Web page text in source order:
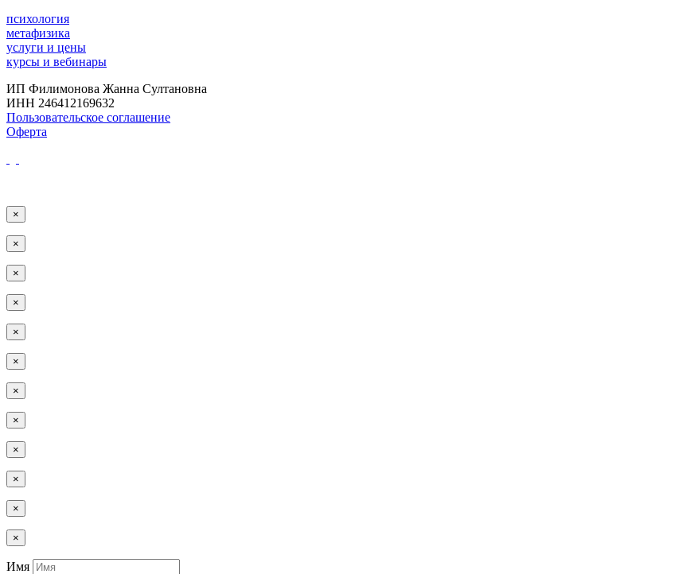
психология
метафизика
услуги и цены
курсы и вебинары
ИП Филимонова Жанна Султановна
ИНН 246412169632
Пользовательское соглашение
Оферта
×
×
×
×
×
×
×
×
×
×
×
×
Имя